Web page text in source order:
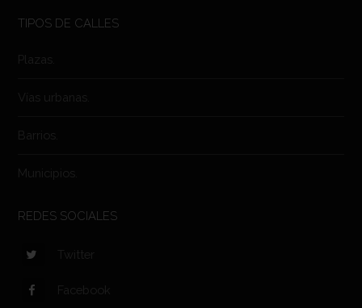
TIPOS DE CALLES
Plazas.
Vías urbanas.
Barrios.
Municipios.
REDES SOCIALES
Twitter
Facebook